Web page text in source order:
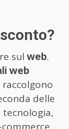
sul web.
web
raccolgono
delle
tecnologia,